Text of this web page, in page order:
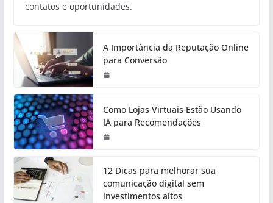
contatos e oportunidades.
A Importância da Reputação Online
para Conversão
Como Lojas Virtuais Estão Usando
IA para Recomendações
12 Dicas para melhorar sua
comunicação digital sem
investimentos altos